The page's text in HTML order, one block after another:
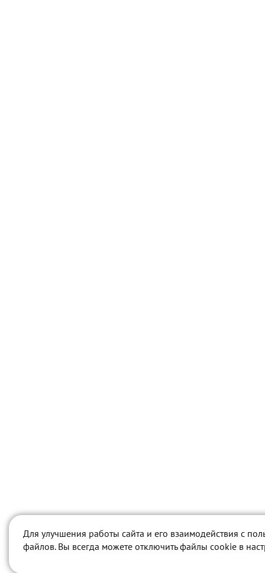
Для улучшения работы сайта и его взаимодействия с
файлов. Вы всегда можете отключить файлы cookie в